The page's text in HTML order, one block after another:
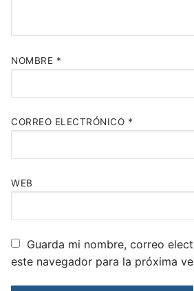
NOMBRE *
CORREO ELECTRÓNICO *
WEB
Guarda mi nombre, correo
este navegador para la próxima